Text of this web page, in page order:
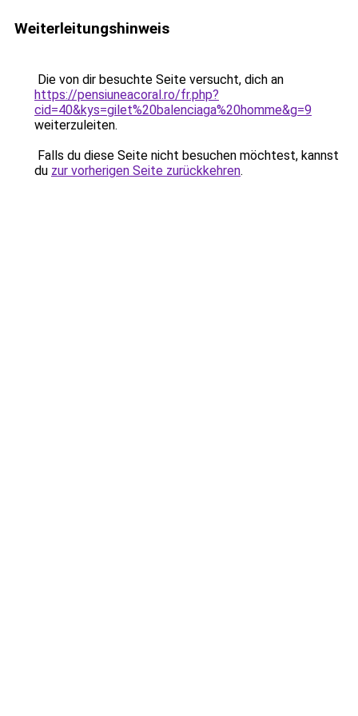
Weiterleitungshinweis
Die von dir besuchte Seite versucht, dich an
https://pensiuneacoral.ro/fr.php?
cid=40&kys=gilet%20balenciaga%20homme&g=9
weiterzuleiten.
Falls du diese Seite nicht besuchen möchtest, kannst
du zur vorherigen Seite zurückkehren.